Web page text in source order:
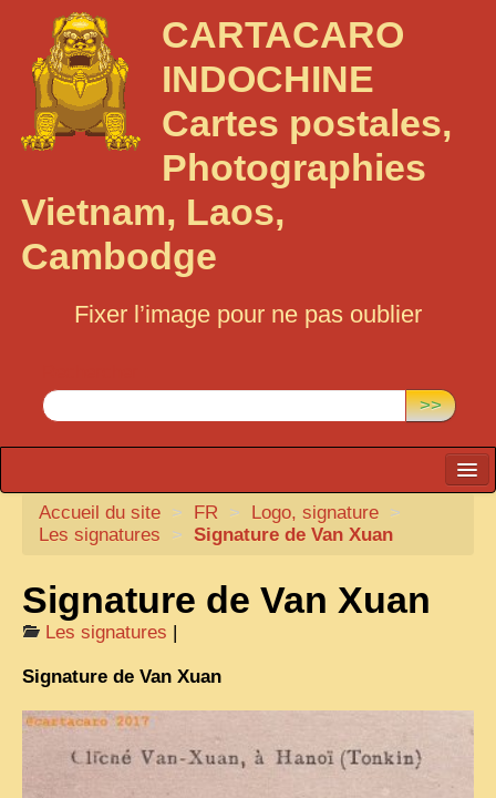
CARTACARO
INDOCHINE
Cartes postales,
Photographies
Vietnam, Laos,
Cambodge
Fixer l’image pour ne pas oublier
>>
CARTACARO
NOS LIVRES
PHOTOGRAPHES, EDITEURS
ILLUSTRATEURS
TONKIN
FRONTIÈRE
1908, RÉVOLTE
ANNAM CENTRE
Accueil du site > FR > Logo, signature >
Les signatures
> Signature de Van Xuan
Signature de Van Xuan
Les signatures |
Signature de Van Xuan